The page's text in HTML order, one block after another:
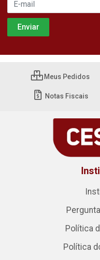
Meus Pedidos
Notas Fiscais
Política
Política